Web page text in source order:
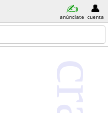
anúnciate cuenta